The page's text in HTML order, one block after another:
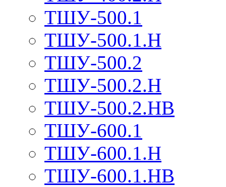
ТШУ-500.1
ТШУ-500.1.Н
ТШУ-500.2
ТШУ-500.2.Н
ТШУ-500.2.НВ
ТШУ-600.1
ТШУ-600.1.Н
ТШУ-600.1.НВ